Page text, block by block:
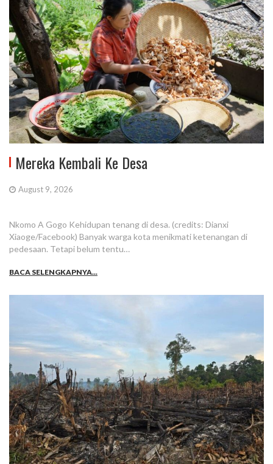
Mereka Kembali Ke Desa
August 9, 2026
Nkomo A Gogo Kehidupan tenang di desa. (credits: Dianxi
Xiaoge/Facebook) Banyak warga kota menikmati ketenangan di
pedesaan. Tetapi belum tentu…
BACA SELENGKAPNYA...